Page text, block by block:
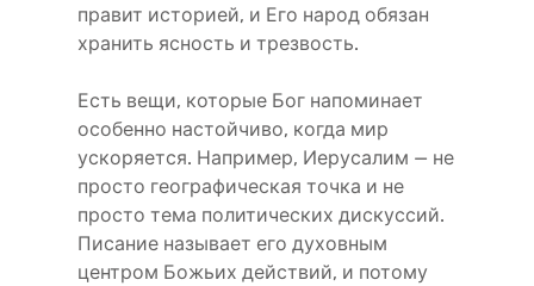
правит историей, и Его народ обязан
хранить ясность и трезвость.
Есть вещи, которые Бог напоминает
особенно настойчиво, когда мир
ускоряется. Например, Иерусалим — не
просто географическая точка и не
просто тема политических дискуссий.
Писание называет его духовным
центром Божьих действий, и потому